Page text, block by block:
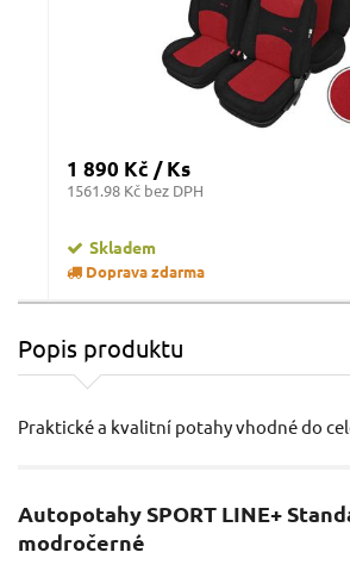
1 890 Kč / Ks
1561.98 Kč bez DPH
Skladem
Doprava zdarma
Popis produktu
Praktické a kvalitní potahy vhodné do
Autopotahy SPORT LINE+
modročerné